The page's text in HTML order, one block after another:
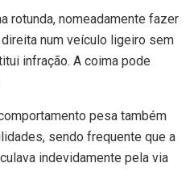
rotunda, nomeadamente fazer
num veículo ligeiro sem
infração. A coima pode
pesa também
sendo frequente que a
indevidamente pela via